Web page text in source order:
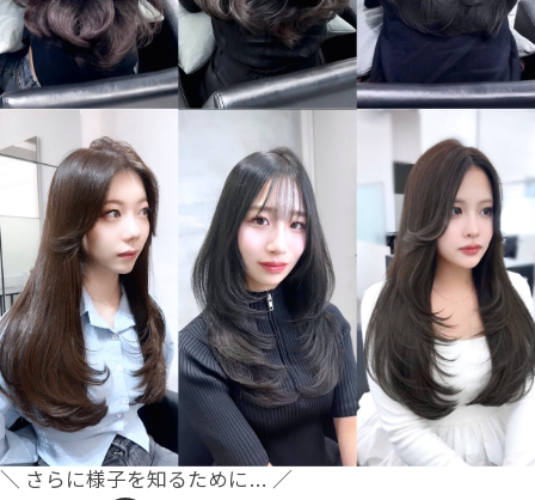
＼ さらに様子を知るために… ／